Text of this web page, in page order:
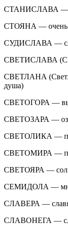
СТАНИСЛАВА —
СТОЯНА — очень
СУДИСЛАВА —
СВЕТИСЛАВА
СВЕТЛАНА
душа)
СВЕТОГОРА —
СВЕТОЗАРА —
СВЕТОЛИКА —
СВЕТОМИРА —
СВЕТОЯРА —
СЕМИДОЛА —
СЛАВЕРА —
СЛАВОНЕГА —